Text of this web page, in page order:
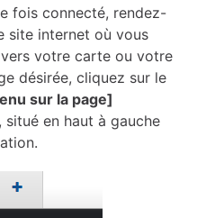
fois connecté, rendez-
site internet où vous
votre carte ou votre
désirée, cliquez sur le
sur la page]
en haut à gauche